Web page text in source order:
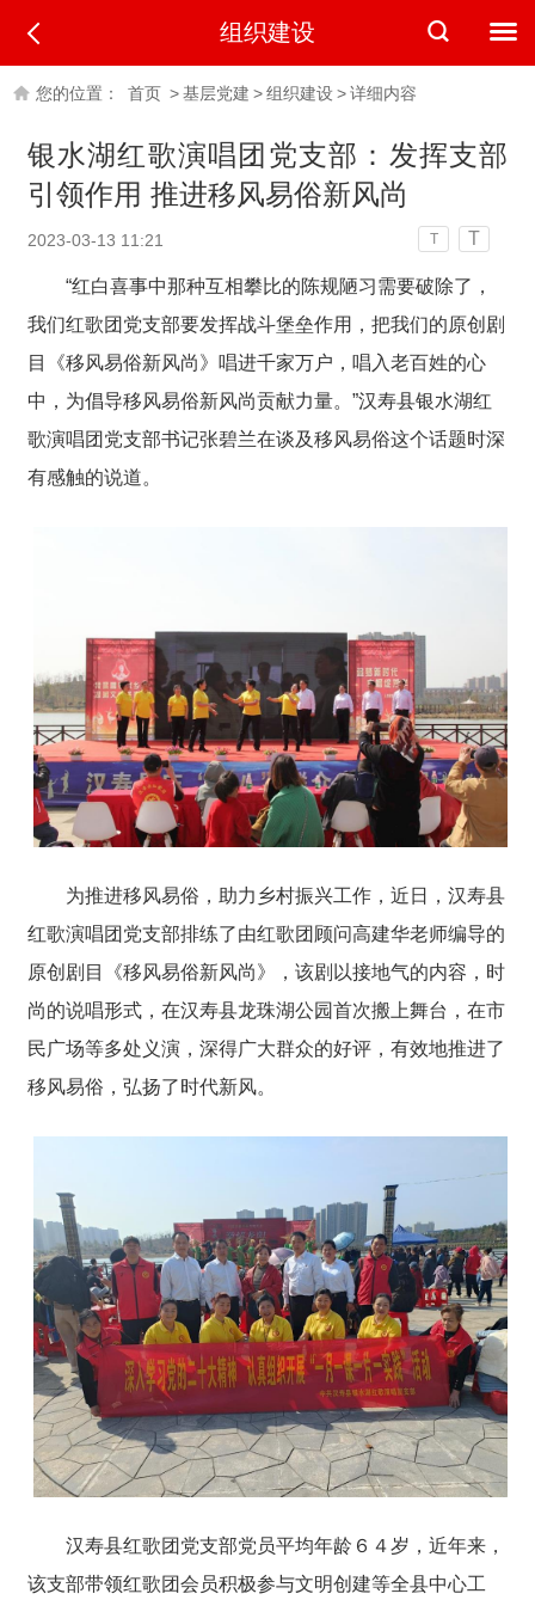
组织建设
您的位置： 首页 >基层党建 >组织建设>详细内容
银水湖红歌演唱团党支部：发挥支部
引领作用 推进移风易俗新风尚
2023-03-13 11:21 T T
“红白喜事中那种互相攀比的陈规陋习需要破除了，
我们红歌团党支部要发挥战斗堡垒作用，把我们的原创剧
目《移风易俗新风尚》唱进千家万户，唱入老百姓的心
中，为倡导移风易俗新风尚贡献力量。”汉寿县银水湖红
歌演唱团党支部书记张碧兰在谈及移风易俗这个话题时深
有感触的说道。
为推进移风易俗，助力乡村振兴工作，近日，汉寿县
红歌演唱团党支部排练了由红歌团顾问高建华老师编导的
原创剧目《移风易俗新风尚》，该剧以接地气的内容，时
尚的说唱形式，在汉寿县龙珠湖公园首次搬上舞台，在市
民广场等多处义演，深得广大群众的好评，有效地推进了
移风易俗，弘扬了时代新风。
汉寿县红歌团党支部党员平均年龄６４岁，近年来，
该支部带领红歌团会员积极参与文明创建等全县中心工